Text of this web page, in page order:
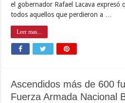
el gobernador Rafael Lacava expresó
todos aquellos que perdieron a …
Leer mas...
Ascendidos más de 600
Fuerza Armada Nacional